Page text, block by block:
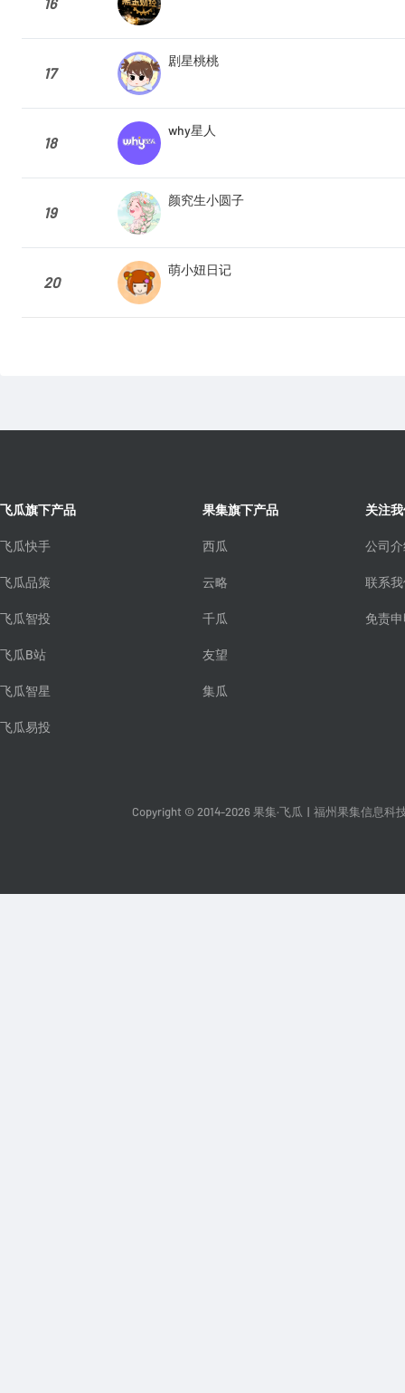
16
17
剧星桃桃
18
why星人
19
颜究生小圆子
20
萌小妞日记
飞瓜旗下产品
飞瓜快手
飞瓜品策
飞瓜智投
飞瓜B站
飞瓜智星
飞瓜易投
果集旗下产品
西瓜
云略
千瓜
友望
集瓜
关注
公司
联系
免责
Copyright © 2014-2026 果集·飞瓜 福州果集信息科